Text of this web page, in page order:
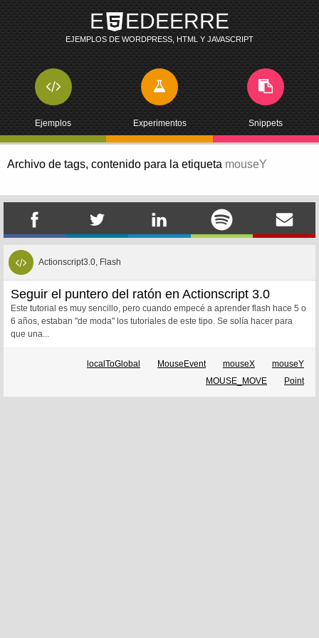
E EDEERRE
EJEMPLOS DE WORDPRESS, HTML Y JAVASCRIPT
Ejemplos Experimentos Snippets
Archivo de tags, contenido para la etiqueta mouseY
Actionscript3.0, Flash
Seguir el puntero del ratón en Actionscript 3.0
Este tutorial es muy sencillo, pero cuando empecé a aprender flash hace 5 o
6 años, estaban "de moda" los tutoriales de este tipo. Se solía hacer para
que una...
localToGlobal MouseEvent mouseX
mouseY
MOUSE_MOVE
Point